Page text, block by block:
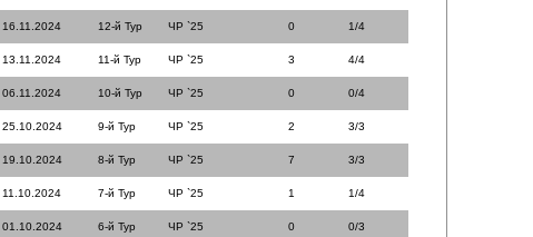
16.11.2024 12-й Тур ЧР `25 0 1/4
13.11.2024 11-й Тур ЧР `25 3 4/4
06.11.2024 10-й Тур ЧР `25 0 0/4
25.10.2024 9-й Тур ЧР `25 2 3/3
19.10.2024 8-й Тур ЧР `25 7 3/3
11.10.2024 7-й Тур ЧР `25 1 1/4
01.10.2024 6-й Тур ЧР `25 0 0/3